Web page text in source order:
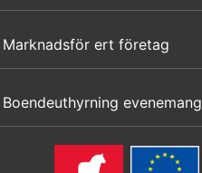
Marknadsför ert företag
Boendeuthyrning evenemang